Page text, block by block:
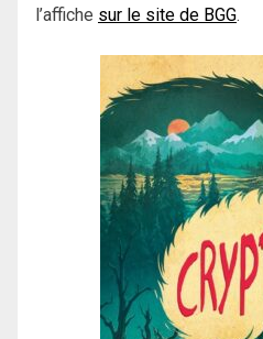
l’affiche sur le site de BGG.